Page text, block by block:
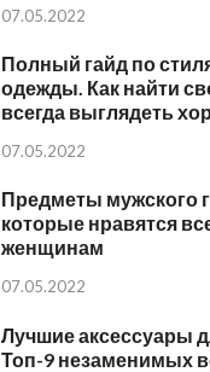
07.05.2022
Полный гайд по
одежды. Как найти
всегда выглядеть
07.05.2022
Предметы мужского
которые нравятся
женщинам
07.05.2022
Лучшие аксессуары
Топ-9 незаменимых